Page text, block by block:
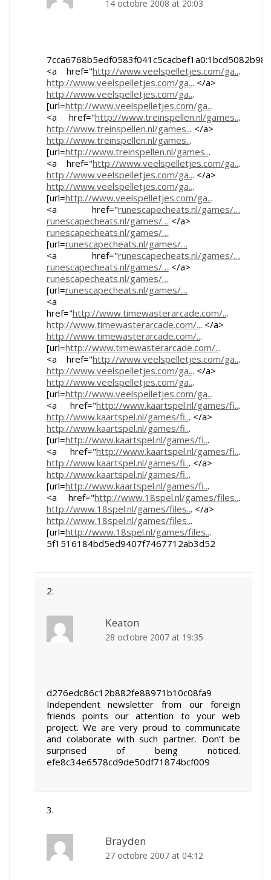
14 octobre 2008 at 20:03
<a href="http://www.veelspelletjes.com/ga...
http://www.veelspelletjes.com/ga... </a>
http://www.veelspelletjes.com/ga...
[url=http://www.veelspelletjes.com/ga...
<a href="http://www.treinspellen.nl/games...
http://www.treinspellen.nl/games... </a>
http://www.treinspellen.nl/games...
[url=http://www.treinspellen.nl/games...
<a href="http://www.veelspelletjes.com/ga...
http://www.veelspelletjes.com/ga... </a>
http://www.veelspelletjes.com/ga...
[url=http://www.veelspelletjes.com/ga...
<a href="runescapecheats.nl/games/…
runescapecheats.nl/games/… </a>
runescapecheats.nl/games/…
[url=runescapecheats.nl/games/…
<a href="runescapecheats.nl/games/…
runescapecheats.nl/games/… </a>
runescapecheats.nl/games/…
[url=runescapecheats.nl/games/…
<a
href="http://www.timewasterarcade.com/...
http://www.timewasterarcade.com/... </a>
http://www.timewasterarcade.com/...
[url=http://www.timewasterarcade.com/...
<a href="http://www.veelspelletjes.com/ga...
http://www.veelspelletjes.com/ga... </a>
http://www.veelspelletjes.com/ga...
[url=http://www.veelspelletjes.com/ga...
<a href="http://www.kaartspel.nl/games/fi...
http://www.kaartspel.nl/games/fi... </a>
http://www.kaartspel.nl/games/fi...
[url=http://www.kaartspel.nl/games/fi...
<a href="http://www.kaartspel.nl/games/fi...
http://www.kaartspel.nl/games/fi... </a>
http://www.kaartspel.nl/games/fi...
[url=http://www.kaartspel.nl/games/fi...
<a href="http://www.18spel.nl/games/files...
http://www.18spel.nl/games/files... </a>
http://www.18spel.nl/games/files...
[url=http://www.18spel.nl/games/files...
5f1516184bd5ed9407f7467712ab3d52
Keaton
28 octobre 2007 at 19:35
d276edc86c12b882fe88971b10c08fa9
Independent newsletter from our foreign
friends points our attention to your web
project. We are very proud to communicate
and colaborate with such partner. Don’t be
surprised of being noticed.
efe8c34e6578cd9de50df71874bcf009
Brayden
27 octobre 2007 at 04:12